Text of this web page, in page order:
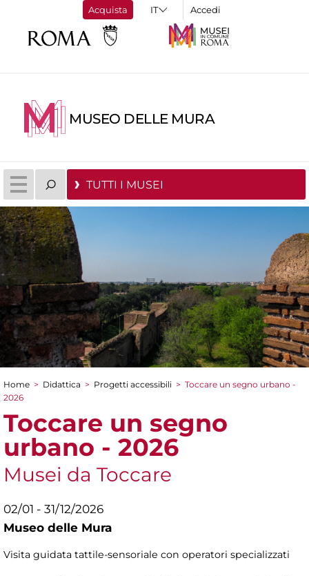
Acquista Accedi
MUSEO DELLE MURA
TUTTI I MUSEI
Tu sei qui
Home > Didattica > Progetti accessibili > Toccare un segno urbano -
2026
Toccare un segno
urbano - 2026
Musei da Toccare
02/01 - 31/12/2026
Museo delle Mura
Visita guidata tattile-sensoriale con operatori specializzati